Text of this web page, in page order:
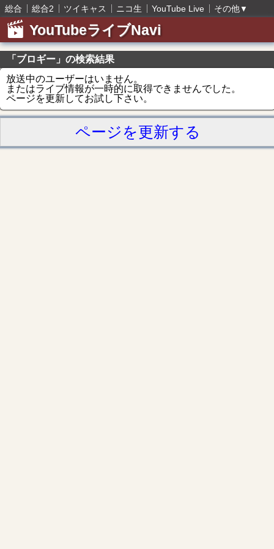
総合 総合2 ツイキャス ニコ生 YouTube Live その他▼
YouTubeライブNavi
「ブロギー」の検索結果
放送中のユーザーはいません。
またはライブ情報が一時的に取得できませんでした。
ページを更新してお試し下さい。
ページを更新する